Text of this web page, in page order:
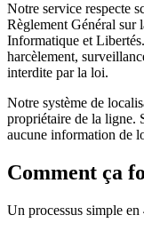
Notre service respecte
Règlement Général sur
Informatique et
harcèlement,
interdite par la loi.
Notre système de
propriétaire de la ligne.
aucune information de
Comment ça
Un processus simple en